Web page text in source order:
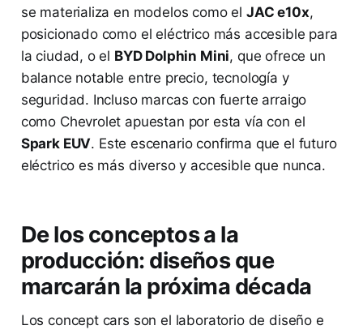
se materializa en modelos como el JAC e10x,
posicionado como el eléctrico más accesible para
la ciudad, o el BYD Dolphin Mini, que ofrece un
balance notable entre precio, tecnología y
seguridad. Incluso marcas con fuerte arraigo
como Chevrolet apuestan por esta vía con el
Spark EUV. Este escenario confirma que el futuro
eléctrico es más diverso y accesible que nunca.
De los conceptos a la
producción: diseños que
marcarán la próxima década
Los concept cars son el laboratorio de diseño e